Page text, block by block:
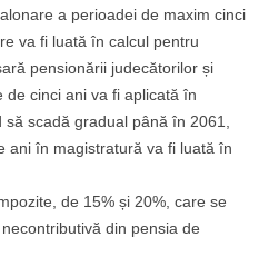
a perioadei de maxim cinci
va fi luată în calcul pentru
pensionării judecătorilor și
de cinci ani va fi aplicată în
scadă gradual până în 2061,
ani în magistratură va fi luată în
de 15% și 20%, care se
din pensia de